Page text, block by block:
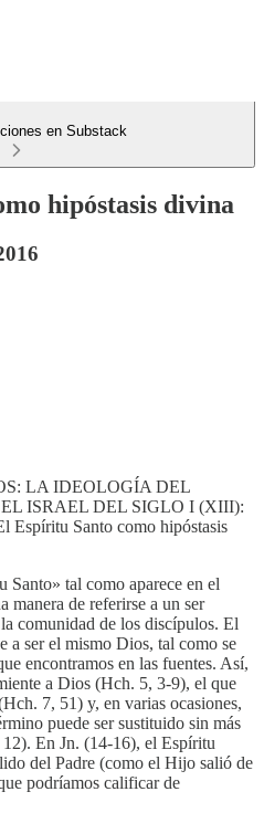
en Substack
hipóstasis divina
LA IDEOLOGÍA DEL
ISRAEL DEL SIGLO I (XIII):
Santo como hipóstasis
tal como aparece en el
manera de referirse a un ser
comunidad de los discípulos. El
a ser el mismo Dios, tal como se
encontramos en las fuentes. Así,
a Dios (Hch. 5, 3-9), el que
7, 51) y, en varias ocasiones,
puede ser sustituido sin más
En Jn. (14-16), el Espíritu
del Padre (como el Hijo salió de
podríamos calificar de